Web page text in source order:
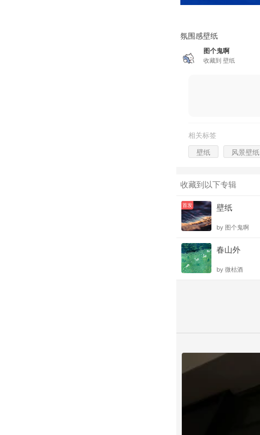
氛围感壁纸
图个鬼啊
收藏到 壁纸
相关标签
壁纸 风景壁纸
收藏到以下专辑
首发 壁纸
by 图个鬼啊
春山外
by 微枯酒